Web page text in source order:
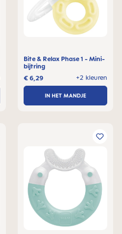
Bite & Relax Phase 1 - Mini-
bijtring
+2 kleuren
€ 6,29
IN HET MANDJE